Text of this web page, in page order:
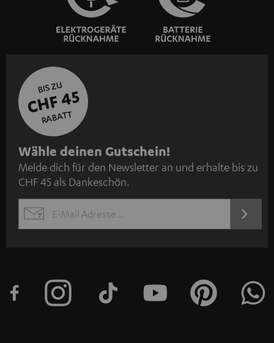
BIS ZU
CHF 45
RABATT
N
e
w
s
l
e
Wähle deinen Gutschein!
Melde dich für den Newsletter an und erhalte bis zu
CHF 45 als Dankeschön.
EMAIL
JETZT